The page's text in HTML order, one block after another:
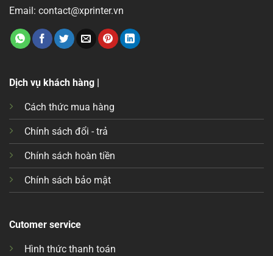
Email: contact@xprinter.vn
Dịch vụ khách hàng |
Cách thức mua hàng
Chính sách đổi - trả
Chính sách hoàn tiền
Chính sách bảo mật
Cutomer service
Hình thức thanh toán